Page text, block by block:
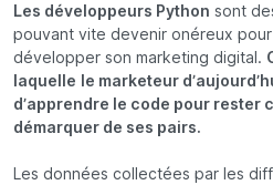
Les développeurs Python sont
pouvant vite devenir onéreux
développer son marketing digital.
laquelle
le marketeur
d’apprendre le code pour rester
démarquer de ses pairs.
Les données collectées par les